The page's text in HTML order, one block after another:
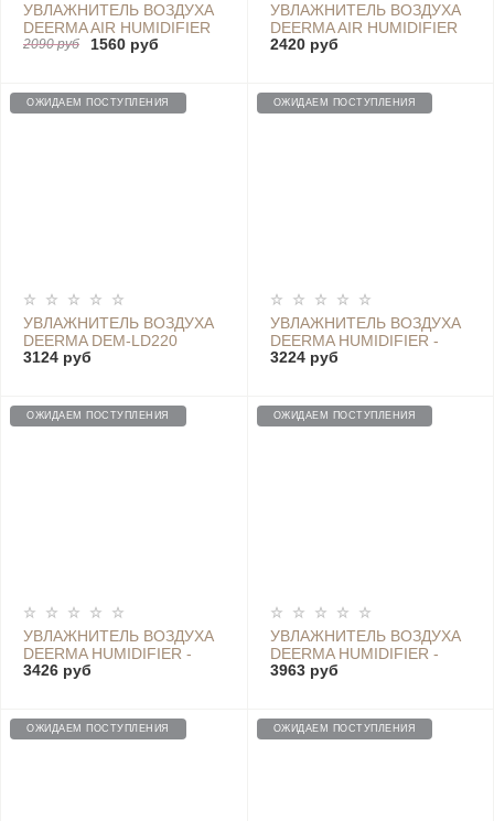
УВЛАЖНИТЕЛЬ ВОЗДУХА
DEERMA AIR HUMIDIFIER
5L DEM-F628 (EU)
2090 руб 1560 руб
УВЛАЖНИТЕЛЬ ВОЗДУХА
DEERMA AIR HUMIDIFIER
DEM-F725 5L (CN)
2420 руб
ОЖИДАЕМ ПОСТУПЛЕНИЯ
УВЛАЖНИТЕЛЬ ВОЗДУХА
DEERMA DEM-LD220
3124 руб
ОЖИДАЕМ ПОСТУПЛЕНИЯ
УВЛАЖНИТЕЛЬ ВОЗДУХА
DEERMA HUMIDIFIER -
DEM-F327W
3224 руб
ОЖИДАЕМ ПОСТУПЛЕНИЯ
УВЛАЖНИТЕЛЬ ВОЗДУХА
DEERMA HUMIDIFIER -
DEM-ST635W
3426 руб
ОЖИДАЕМ ПОСТУПЛЕНИЯ
УВЛАЖНИТЕЛЬ ВОЗДУХА
DEERMA HUMIDIFIER -
DEM-ST636W
3963 руб
ОЖИДАЕМ ПОСТУПЛЕНИЯ ОЖИДАЕМ ПОСТУПЛЕНИЯ